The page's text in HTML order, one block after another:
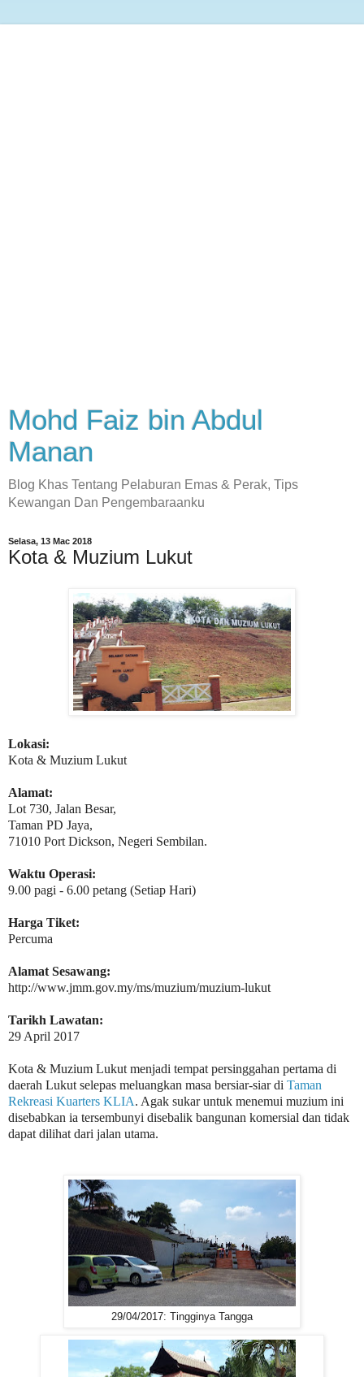
Mohd Faiz bin Abdul
Manan
Blog Khas Tentang Pelaburan Emas & Perak, Tips
Kewangan Dan Pengembaraanku
Selasa, 13 Mac 2018
Kota & Muzium Lukut
Lokasi:
Kota & Muzium Lukut
Alamat:
Lot 730, Jalan Besar,
Taman PD Jaya,
71010 Port Dickson, Negeri Sembilan.
Waktu Operasi:
9.00 pagi - 6.00 petang (Setiap Hari)
Harga Tiket:
Percuma
Alamat Sesawang:
http://www.jmm.gov.my/ms/muzium/muzium-lukut
Tarikh Lawatan:
29 April 2017
Kota & Muzium Lukut menjadi tempat persinggahan pertama di
daerah Lukut selepas meluangkan masa bersiar-siar di Taman
Rekreasi Kuarters KLIA. Agak sukar untuk menemui muzium ini
disebabkan ia tersembunyi disebalik bangunan komersial dan tidak
dapat dilihat dari jalan utama.
29/04/2017: Tingginya Tangga